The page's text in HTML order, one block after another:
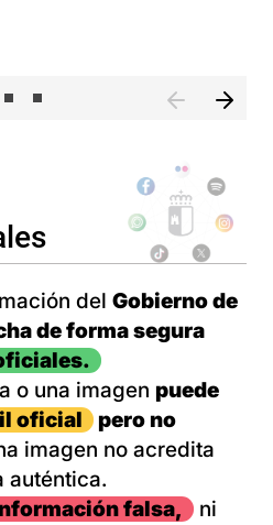
del Gobierno de
de forma segura
o una imagen puede
oficial
pero no
imagen no acredita
auténtica.
falsa,
ni